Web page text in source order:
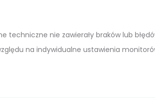
techniczne nie zawierały braków lub
na indywidualne ustawienia